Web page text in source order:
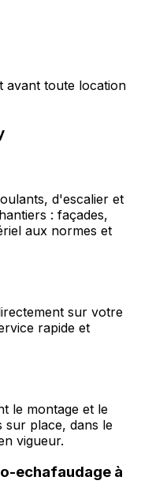
avant toute location
d'escalier et
: façades,
aux normes et
sur votre
rapide et
le montage et le
sur place, dans le
vigueur.
echafaudage à